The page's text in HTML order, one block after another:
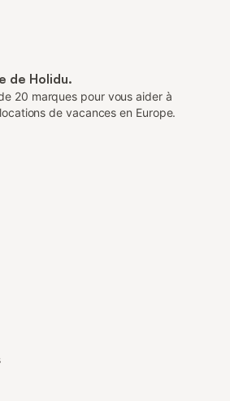
de Holidu.
20 marques pour vous aider à
de vacances en Europe.